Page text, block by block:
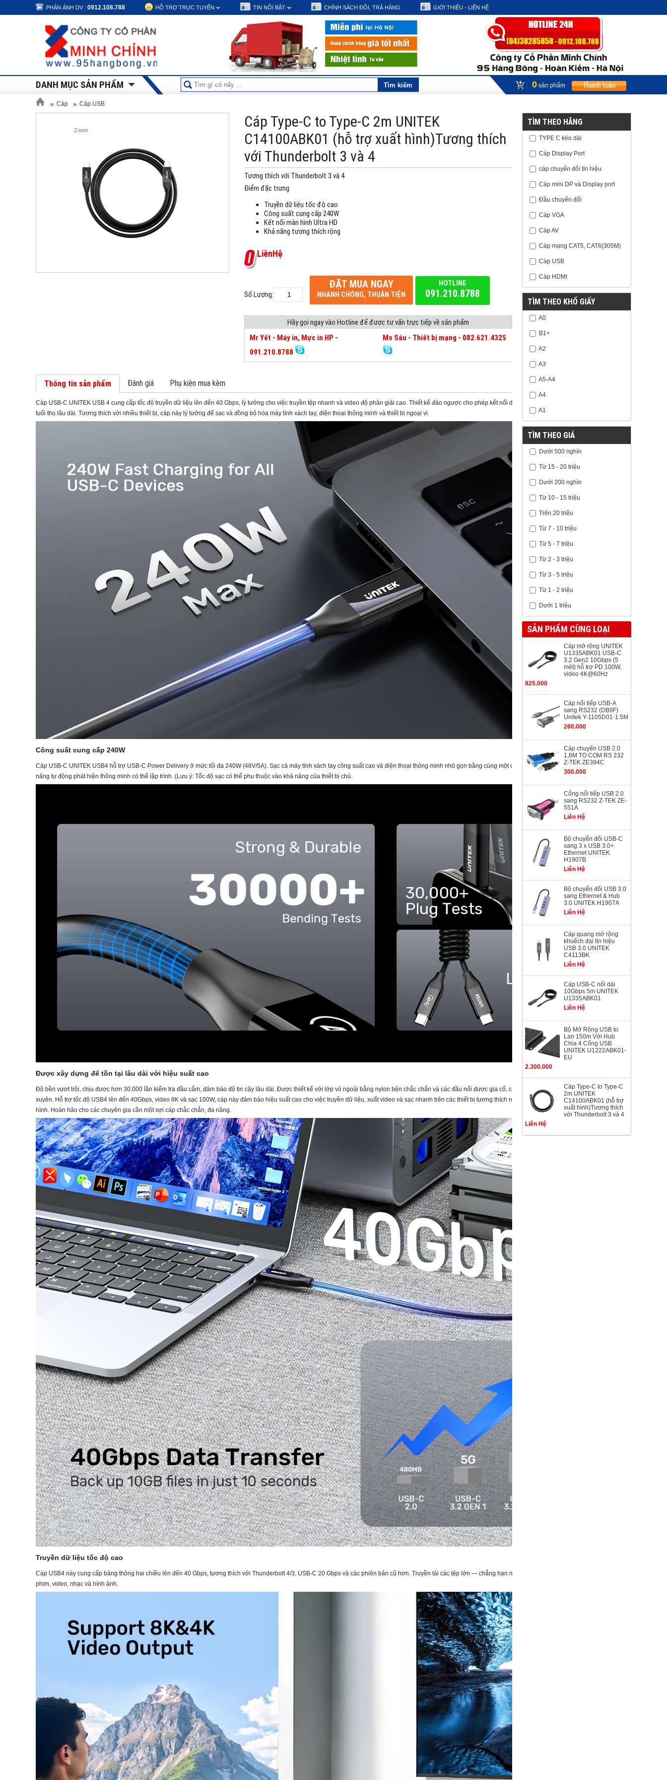
PHẢN ÁNH DV : 0912.108.788 HỖ TRỢ TRỰC TUYẾN TIN NỔI BẬT CHÍNH SÁCH ĐỔI, TRẢ HÀNG GIỚI THIỆU - LIÊN HỆ
DANH MỤC SẢN PHẨM 0 sản phẩm
» Cáp » Cáp USB
Zoom
Cáp Type-C to Type-C 2m UNITEK
C14100ABK01 (hỗ trợ xuất hình)Tương thích
với Thunderbolt 3 và 4
Tương thích với Thunderbolt 3 và 4
Điểm đặc trưng
Truyền dữ liệu tốc độ cao
Công suất cung cấp 240W
Kết nối màn hình Ultra HD
Khả năng tương thích rộng
LiênHệ
Số Lượng:
ĐẶT MUA NGAY
NHANH CHÓNG, THUẬN TIỆN
HOTLINE
091.210.8788
Hãy gọi ngay vào Hotline để được tư vấn trực tiếp về sản phẩm
Mr Yết - Máy in, Mực in HP -
091.210.8788
Ms Sáu - Thiết bị mạng - 082.621.4325
Thông tin sản phẩm Đánh giá Phụ kiện mua kèm
Cáp USB-C UNITEK USB 4 cung cấp tốc độ truyền dữ liệu lên đến 40 Gbps, lý tưởng cho việc truyền tệp nhanh và video độ phân giải cao. Thiết kế đảo ngược cho phép kết nối dễ dàng, trong khi kết cấu bền bỉ đảm bảo
tuổi thọ lâu dài. Tương thích với nhiều thiết bị, cáp này lý tưởng để sạc và đồng bộ hóa máy tính xách tay, điện thoại thông minh và thiết bị ngoại vi.
Công suất cung cấp 240W
Cáp USB-C UNITEK USB4 hỗ trợ USB-C Power Delivery ở mức tối đa 240W (48V/5A). Sạc cả máy tính xách tay công suất cao và điện thoại thông minh nhỏ gọn bằng cùng một cáp và bộ chuyển đổi nguồn PD, nhờ tính
năng tự động phát hiện thông minh có thể lập trình. (Lưu ý: Tốc độ sạc có thể phụ thuộc vào khả năng của thiết bị chủ.
Được xây dựng để tồn tại lâu dài với hiệu suất cao
Độ bền vượt trội, chịu được hơn 30.000 lần kiểm tra đầu cắm, đảm bảo độ tin cậy lâu dài. Được thiết kế với lớp vỏ ngoài bằng nylon bện chắc chắn và các đầu nối được gia cố, cáp chống mài mòn khi sử dụng thường
xuyên. Hỗ trợ tốc độ USB4 lên đến 40Gbps, video 8K và sạc 100W, cáp này đảm bảo hiệu suất cao cho việc truyền dữ liệu, xuất video và sạc nhanh trên các thiết bị tương thích như máy tính xách tay, điện thoại và màn
hình. Hoàn hảo cho các chuyên gia cần một sợi cáp chắc chắn, đa năng.
Truyền dữ liệu tốc độ cao
Cáp USB4 này cung cấp băng thông hai chiều lên đến 40 Gbps, tương thích với Thunderbolt 4/3, USB-C 20 Gbps và các phiên bản cũ hơn. Truyền tải các tệp lớn — chẳng hạn như 5GB — chỉ trong vài giây, lý tưởng cho
phim, video, nhạc và hình ảnh.
TÌM THEO HÃNG
TYPE C kéo dài
Cáp Display Port
cáp chuyển đổi tín hiệu
Cáp mini DP và Display port
Đầu chuyển đổi
Cáp VGA
Cáp AV
Cáp mạng CAT5, CAT6(305M)
Cáp USB
Cáp HDMI
TÌM THEO KHỔ GIẤY
A0
B1+
A2
A3
A5-A4
A4
A1
TÌM THEO GIÁ
Dưới 500 nghìn
Từ 15 - 20 triệu
Dưới 200 nghìn
Từ 10 - 15 triệu
Trên 20 triệu
Từ 7 - 10 triệu
Từ 5 - 7 triệu
Từ 2 - 3 triệu
Từ 3 - 5 triệu
Từ 1 - 2 triệu
Dưới 1 triệu
SẢN PHẨM CÙNG LOẠI
Cáp mở rộng UNITEK
U1335ABK01 USB-C
3.2 Gen2 10Gbps (5
mét) hỗ trợ PD 100W,
video 4K@60Hz
825.000
Cáp nối tiếp USB-A
sang RS232 (DB9F)
Unitek Y-1105D01-1.5M
260.000
Cáp chuyển USB 2.0
1,8M TO COM RS 232
Z-TEK ZE394C
300.000
Cổng nối tiếp USB 2.0
sang RS232 Z-TEK ZE-
551A
Liên Hệ
Bộ chuyển đổi USB-C
sang 3 x USB 3.0+
Ethernet UNITEK
H1907B
Liên Hệ
Bộ chuyển đổi USB 3.0
sang Ethernet & Hub
3.0 UNITEK H1907A
Liên Hệ
Cáp quang mở rộng
khuếch đại tín hiệu
USB 3.0 UNITEK
C4113BK
Liên Hệ
Cáp USB-C nối dài
10Gbps 5m UNITEK
U1335ABK01
Liên Hệ
Bộ Mở Rộng USB to
Lan 150m Với Hub
Chia 4 Cổng USB
UNITEK U1222ABK01-
EU
2.300.000
Cáp Type-C to Type-C
2m UNITEK
C14100ABK01 (hỗ trợ
xuất hình)Tương thích
với Thunderbolt 3 và 4
Liên Hệ